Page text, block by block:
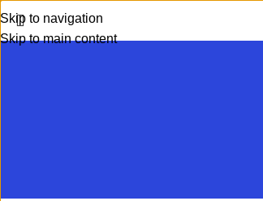
Skip to navigation
Skip to main content